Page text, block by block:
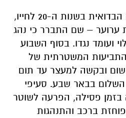
ובקשה למעצר עד תום
בבאר שבע. סעיפי
בזמן פסילה, הפרעה לשוטר
פוחזת ברכב והתנהגות
לאירוע: "נמשיך
מבצע 'שאגת הארי'